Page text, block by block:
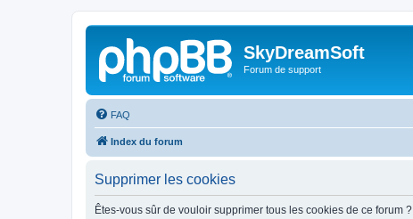
SkyDreamSoft
Forum de support
FAQ
Index du forum
Supprimer les cookies
Êtes-vous sûr de vouloir supprimer tous les cookies de ce forum ?